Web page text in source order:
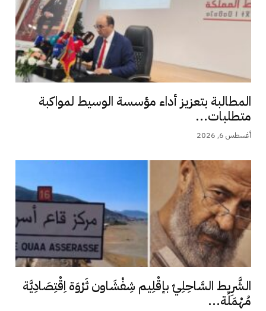
المطالبة بتعزيز أداء مؤسسة الوسيط لمواكبة
متطلبات...
أغسطس 6, 2026
الشَّرِيط السَّاحِلِيّ بإقْلِيم شِفْشَاون ثَرْوَة اِقْتِصَادِيَّة
مُهْمَلَة...